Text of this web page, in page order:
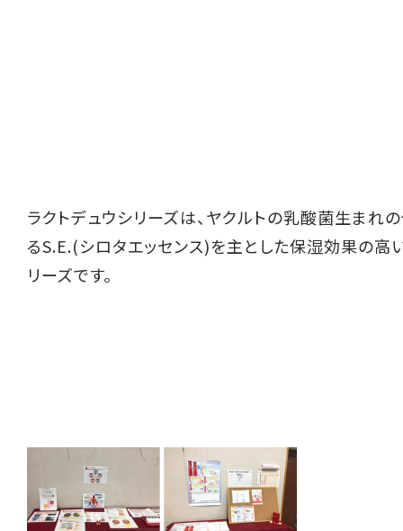
ラクトデュウシリーズは、ヤクルトの乳酸菌生まれ
るS.E.(シロタエッセンス)を主とした保湿効果の高
リーズです。